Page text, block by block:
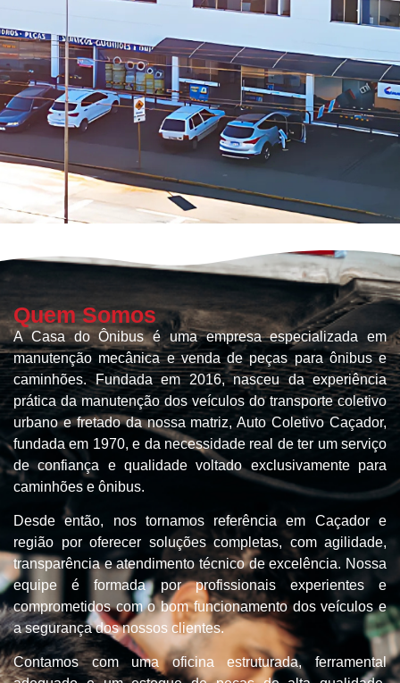
Quem Somos
A Casa do Ônibus é uma empresa especializada em
manutenção mecânica e venda de peças para ônibus e
caminhões. Fundada em 2016, nasceu da experiência
prática da manutenção dos veículos do transporte coletivo
urbano e fretado da nossa matriz, Auto Coletivo Caçador,
fundada em 1970, e da necessidade real de ter um serviço
de confiança e qualidade voltado exclusivamente para
caminhões e ônibus.
Desde então, nos tornamos referência em Caçador e
região por oferecer soluções completas, com agilidade,
transparência e atendimento técnico de excelência. Nossa
equipe é formada por profissionais experientes e
comprometidos com o bom funcionamento dos veículos e
a segurança dos nossos clientes.
Contamos com uma oficina estruturada, ferramental